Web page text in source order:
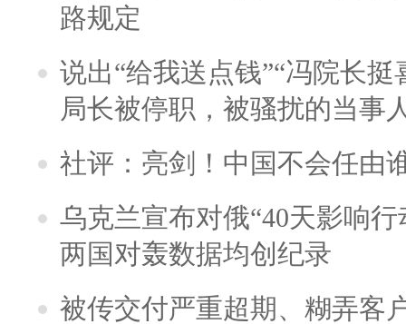
路规定
说出“给我送点钱”“冯院长
局长被停职，被骚扰的当事
社评：亮剑！中国不会任由
乌克兰宣布对俄“40天影响
两国对轰数据均创纪录
被传交付严重超期、糊弄客